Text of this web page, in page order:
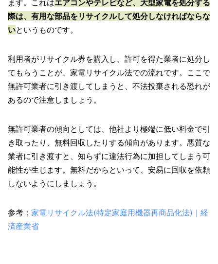
ます。これはエアコンやテレビなど、大型家電を処分する
際は、有用な部品をリサイクルして処分しなければならな
いというものです。
利用者がリサイクル券を購入し、許可を得た業者に処分し
てもらうことが、家電リサイクル法での流れです。ここで
無許可業者に引き渡してしまうと、不法投棄される恐れが
あるので注意しましょう。
無許可業者の傾向としては、他社より極端に低い料金で引
き取ったり、無料回収したりする傾向があります。悪質な
業者に引き渡すと、知らずに違法行為に加担してしまう可
能性が生じます。無料だからといって、安易に回収を依頼
しないようにしましょう。
参考： 家電リサイクル法(特定家庭用機器再商品化法)｜経
済産業省